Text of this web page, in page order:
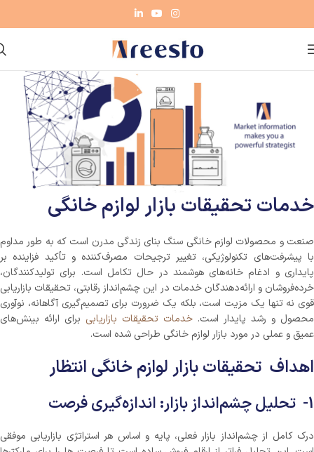
خدمات تحقیقات بازار لوازم خانگی
صنعت و محصولات لوازم خانگی سنگ بنای زندگی مدرن است که به طور مداوم
با پیشرفت‌های تکنولوژیکی، تغییر ترجیحات مصرف‌کننده و تأکید فزاینده بر
پایداری و ادغام خانه‌های هوشمند در حال تکامل است. برای تولیدکنندگان،
خرده‌فروشان و ارائه‌دهندگان خدمات در این چشم‌انداز رقابتی، تحقیقات بازاریابی
قوی نه تنها یک مزیت است، بلکه یک ضرورت برای تصمیم‌گیری آگاهانه، نوآوری
محصول و رشد پایدار است. خدمات تحقیقات بازاریابی برای ارائه بینش‌های
عمیق و عملی در مورد بازار لوازم خانگی طراحی شده است.
اهداف تحقیقات بازار لوازم خانگی انتظار
1- تحلیل چشم‌انداز بازار: اندازه‌گیری فرصت
درک کامل از چشم‌انداز بازار فعلی، پایه و اساس هر استراتژی بازاریابی موفقی